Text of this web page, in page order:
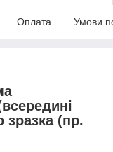
Оплата Умови
зразка (пр.